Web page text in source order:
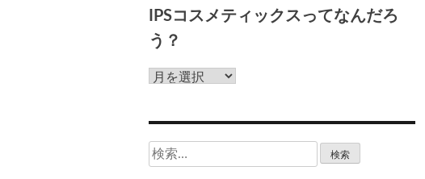
IPSコスメティックスってなんだろ
う？
IPS
メ
テ
ィ
検
索: